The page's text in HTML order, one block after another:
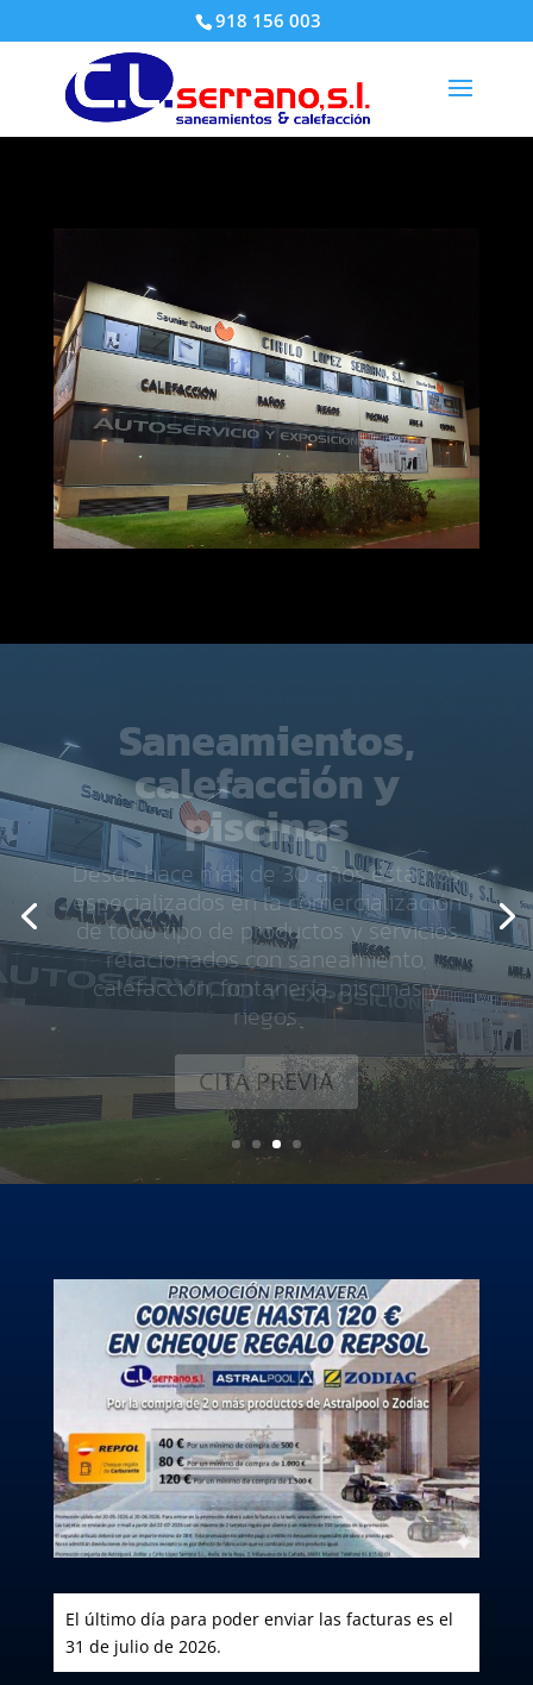
918 156 003
REPARTO A
DOMICILIO
Contamos con flota de vehiculos,
consultar condiciones del servicio
HACER PEDIDO
El último día para poder enviar las facturas es el
31 de julio de 2026.